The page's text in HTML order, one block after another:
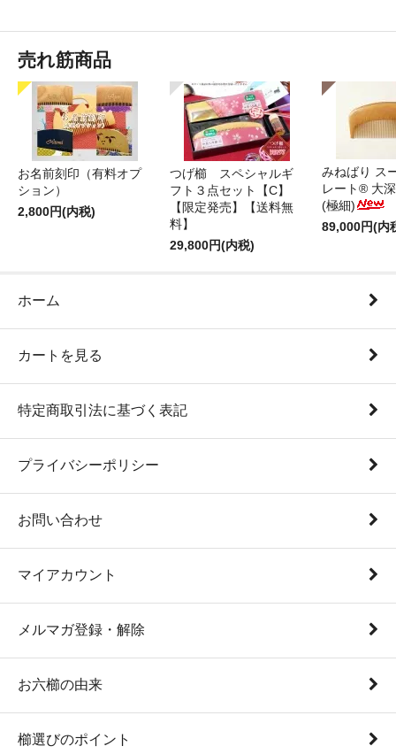
売れ筋商品
お名前刻印（有料オプ
ション）
2,800円(内税)
つげ櫛 スペシャルギ
フト３点セット【C】
【限定発売】【送料無
料】
29,800円(内税)
みねばり ス
レート® 大
(極細)
89,000円(内
ホーム
カートを見る
特定商取引法に基づく表記
プライバシーポリシー
お問い合わせ
マイアカウント
メルマガ登録・解除
お六櫛の由来
櫛選びのポイント